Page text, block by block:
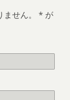
せん。 * が